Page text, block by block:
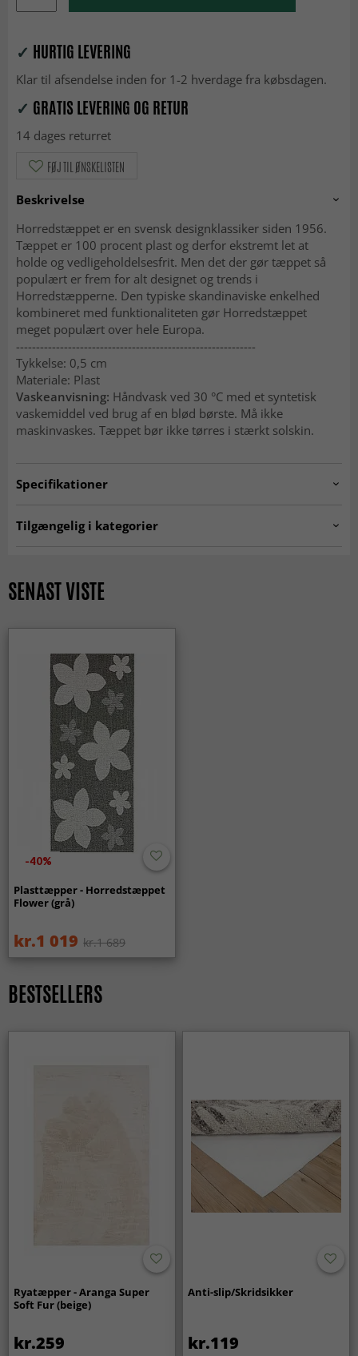
✓ HURTIG LEVERING
Klar til afsendelse inden for 1-2 hverdage fra købsdagen.
✓ GRATIS LEVERING OG RETUR
14 dages returret
FØJ TIL ØNSKELISTEN
Beskrivelse
Horredstæppet er en svensk designklassiker siden 1956.
Tæppet er 100 procent plast og derfor ekstremt let at
holde og vedligeholdelsesfrit. Men det der gør tæppet så
populært er frem for alt designet og trends i
Horredstæpperne. Den typiske skandinaviske enkelhed
kombineret med funktionaliteten gør Horredstæppet
meget populært over hele Europa.
------------------------------------------------------------
Tykkelse: 0,5 cm
Materiale: Plast
Vaskeanvisning: Håndvask ved 30 °C med et syntetisk
vaskemiddel ved brug af en blød børste. Må ikke
maskinvaskes. Tæppet bør ikke tørres i stærkt solskin.
Specifikationer
Tilgængelig i kategorier
Køkkentæpper
Rektangulære Tæpper
Tæpper 160 x 160 cm
SENAST VISTE
-40%
Plasttæpper - Horredstæppet
Flower (grå)
kr.1 019 kr.1 689
BESTSELLERS
Ryatæpper - Aranga Super
Soft Fur (beige)
kr.259
Anti-slip/Skridsikker
kr.119